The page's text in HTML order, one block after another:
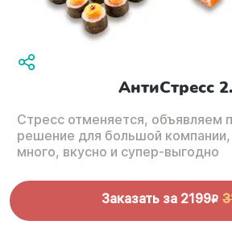
АнтиСтресс
Стресс отменяется, объявляем
решение для большой
много, вкусно и супер-выгодно
Заказать за 2199R